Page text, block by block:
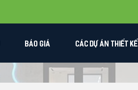
BÁO GIÁ CÁC DỰ ÁN THIẾT KẾ